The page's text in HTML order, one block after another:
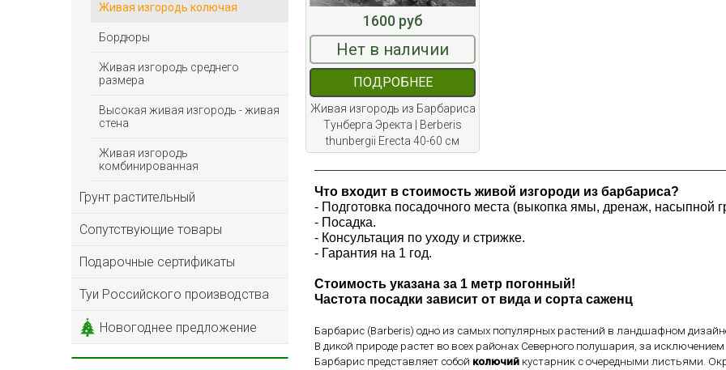
Живая изгородь колючая
Бордюры
Живая изгородь среднего
размера
Высокая живая изгородь - живая
стена
Живая изгородь
комбинированная
Грунт растительный
Сопутствующие товары
Подарочные сертификаты
Туи Российского производства
Новогоднее предложение
1600 руб
Нет в наличии
ПОДРОБНЕЕ
Живая изгородь из Барбариса
Тунберга Эректа | Berberis
thunbergii Erecta 40-60 см
Что входит в стоимость живой изгороди из барбариса?
- Подготовка посадочного места (выкопка ямы, дренаж, насыпной
- Посадка.
- Консультация по уходу и стрижке.
- Гарантия на 1 год.
Стоимость указана за 1 метр погонный!
Частота посадки зависит от вида и сорта саженц
Барбарис (Barberis) одно из самых популярных растений в ландшафном
В дикой природе растет во всех районах Северного полушария, за
Барбарис представляет собой колючий кустарник с очередными листьями.